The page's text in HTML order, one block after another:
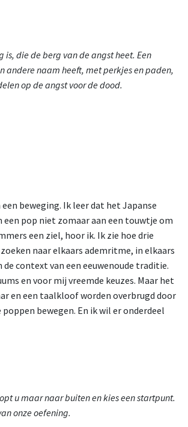
is, die de berg van de angst heet. Een
andere naam heeft, met perkjes en paden,
op de angst voor de dood.
beweging. Ik leer dat het Japanse
een pop niet zomaar aan een touwtje om
een ziel, hoor ik. Ik zie hoe drie
naar elkaars ademritme, in elkaars
context van een eeuwenoude traditie.
en voor mij vreemde keuzes. Maar het
en een taalkloof worden overbrugd door
bewegen. En ik wil er onderdeel
u maar naar buiten en kies een startpunt.
onze oefening.